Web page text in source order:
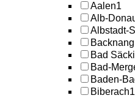
Aalen1
Alb-
Albstadt-
Backnang
Bad
Bad-
Baden-
Biberach1